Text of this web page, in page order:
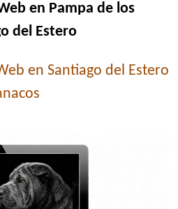
en Pampa de los
del Estero
en Santiago del Estero